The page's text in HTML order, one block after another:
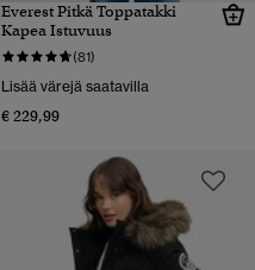
Everest Pitkä Toppatakki
Kapea Istuvuus
(81)
Lisää värejä saatavilla
€ 229,99